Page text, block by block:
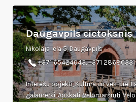
Daugavpils cietoksnis
Nikolaja iela 5, Daugavpils
+371 65424043, +371 28686331
Interešu objekti, Kultūra un vēsture,
galamērķi, Apskati, Velomaršruti,